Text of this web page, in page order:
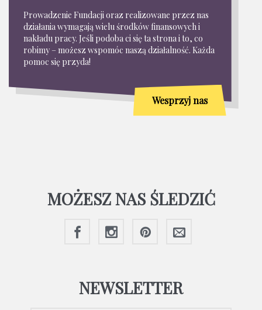
Prowadzenie Fundacji oraz realizowane przez nas
działania wymagają wielu środków finansowych i
nakładu pracy. Jeśli podoba ci się ta strona i to, co
robimy – możesz wspomóc naszą działalność. Każda
pomoc się przyda!
Wesprzyj nas
MOŻESZ NAS ŚLEDZIĆ
NEWSLETTER